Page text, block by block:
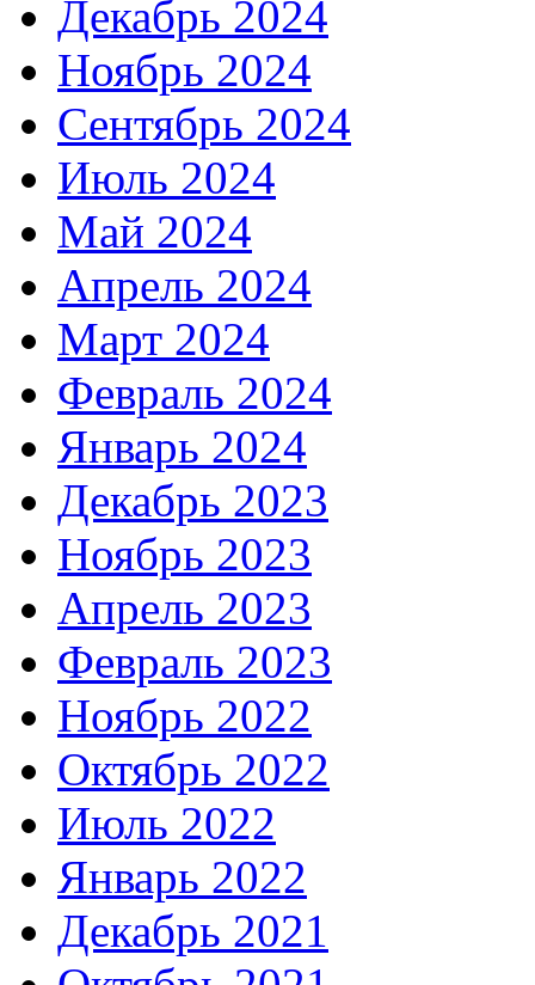
Декабрь 2024
Ноябрь 2024
Сентябрь 2024
Июль 2024
Май 2024
Апрель 2024
Март 2024
Февраль 2024
Январь 2024
Декабрь 2023
Ноябрь 2023
Апрель 2023
Февраль 2023
Ноябрь 2022
Октябрь 2022
Июль 2022
Январь 2022
Декабрь 2021